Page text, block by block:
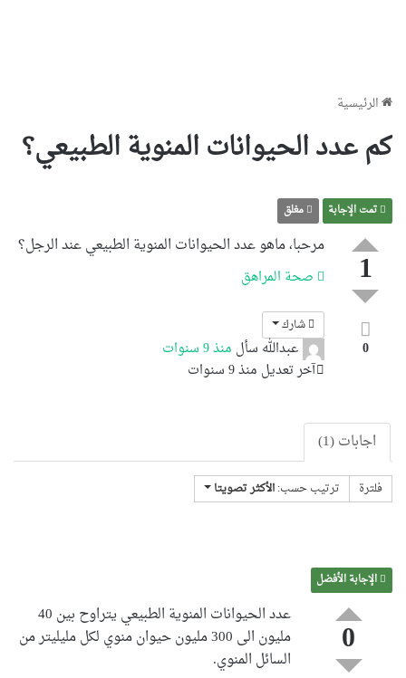
الرئيسية
كم عدد الحيوانات المنوية الطبيعي؟
تمت الإجابة مغلق
1
0
مرحبا، ماهو عدد الحيوانات المنوية الطبيعي عند الرجل؟
صحة المراهق
شارك
عبدالله سأل منذ 9 سنوات
آخر تعديل منذ 9 سنوات
اجابات (1)
فلترة ترتيب حسب:الأكثر تصويتا
الإجابة الأفضل
0
عدد الحيوانات المنوية الطبيعي يتراوح بين 40
مليون الى 300 مليون حيوان منوي لكل مليليتر من
السائل المنوي.